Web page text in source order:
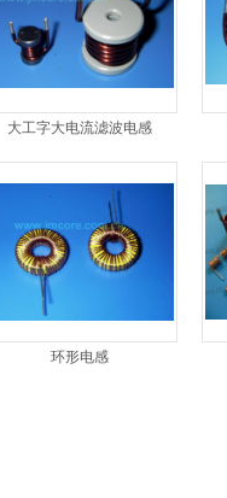
大工字大电流滤波电感
环形电感